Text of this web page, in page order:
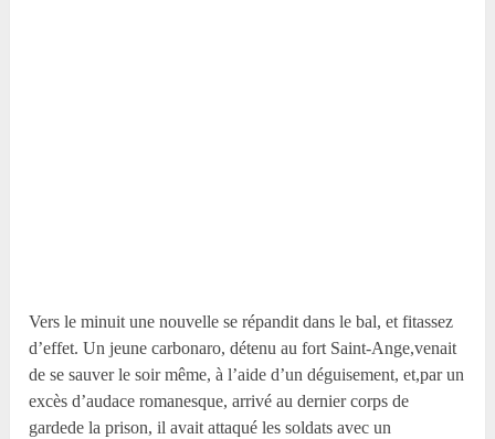
Vers le minuit une nouvelle se répandit dans le bal, et fitassez
d’effet. Un jeune carbonaro, détenu au fort Saint-Ange,venait
de se sauver le soir même, à l’aide d’un déguisement, et,par un
excès d’audace romanesque, arrivé au dernier corps de
gardede la prison, il avait attaqué les soldats avec un